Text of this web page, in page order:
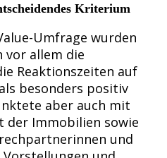
Kriterium
Umfrage wurden
vor allem die
Reaktionszeiten auf
besonders positiv
aber auch mit
der Immobilien sowie
und